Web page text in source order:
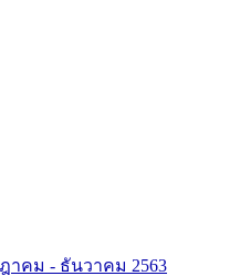
าคม - ธันวาคม 2563